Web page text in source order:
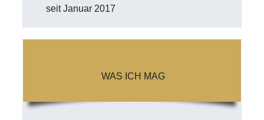
seit Januar 2017
WAS ICH MAG